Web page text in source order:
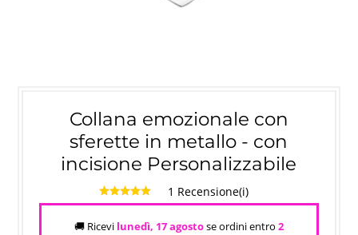
Collana emozionale con
sferette in metallo - con
incisione Personalizzabile
1 Recensione(i)
🚚 Ricevi lunedì, 17 agostose ordini entro 2